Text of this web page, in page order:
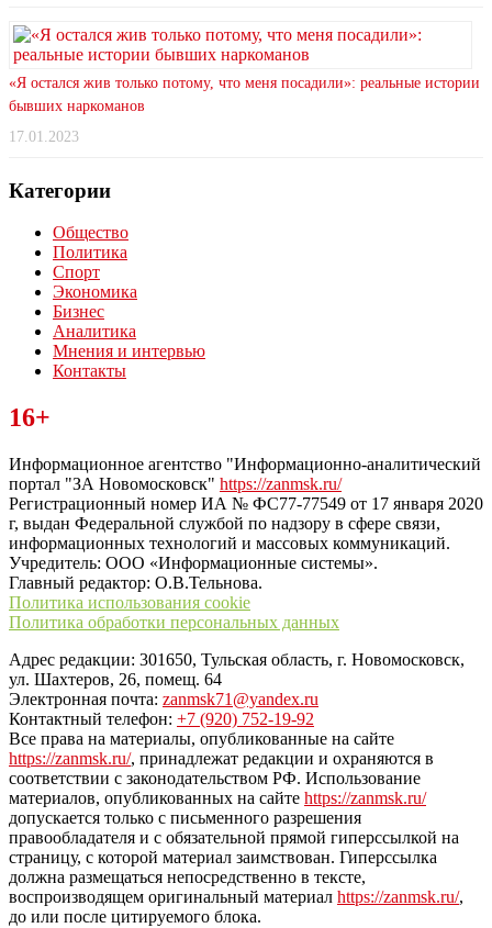
«Я остался жив только потому, что меня посадили»: реальные истории
бывших наркоманов
17.01.2023
Категории
Общество
Политика
Спорт
Экономика
Бизнес
Аналитика
Мнения и интервью
Контакты
Читайте последние новости дня в Тульской области на сайте
“ЗаНовомосковск”
16+
Информационное агентство "Информационно-аналитический
портал "ЗА Новомосковск" https://zanmsk.ru/
Регистрационный номер ИА № ФС77-77549 от 17 января 2020
г, выдан Федеральной службой по надзору в сфере связи,
информационных технологий и массовых коммуникаций.
Учредитель: ООО «Информационные системы».
Главный редактор: О.В.Тельнова.
Политика использования cookie
Политика обработки персональных данных
Адрес редакции: 301650, Тульская область, г. Новомосковск,
ул. Шахтеров, 26, помещ. 64
Электронная почта: zanmsk71@yandex.ru
Контактный телефон: +7 (920) 752-19-92
Все права на материалы, опубликованные на сайте
https://zanmsk.ru/, принадлежат редакции и охраняются в
соответствии с законодательством РФ. Использование
материалов, опубликованных на сайте https://zanmsk.ru/
допускается только с письменного разрешения
правообладателя и с обязательной прямой гиперссылкой на
страницу, с которой материал заимствован. Гиперссылка
должна размещаться непосредственно в тексте,
воспроизводящем оригинальный материал https://zanmsk.ru/,
до или после цитируемого блока.